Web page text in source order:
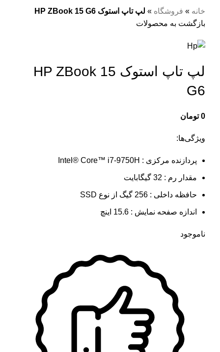
خانه » فروشگاه » لپ تاپ استوک HP ZBook 15 G6
بازگشت به محصولات
لپ تاپ استوک HP ZBook 15
G6
0 تومان
ویژگی‌ها:
پردازنده مرکزی : Intel® Core™ i7-9750H
مقدار رم : 32 گیگابایت
حافظه داخلی : 256 گیگ از نوع SSD
اندازه صفحه نمایش : 15.6 اینچ
ناموجود